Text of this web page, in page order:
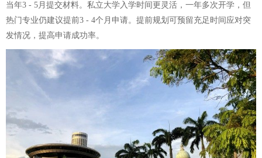
当年3 - 5月提交材料。私立大学入学时间更灵活，一年多次开学，但
热门专业仍建议提前3 - 4个月申请。提前规划可预留充足时间应对突
发情况，提高申请成功率。